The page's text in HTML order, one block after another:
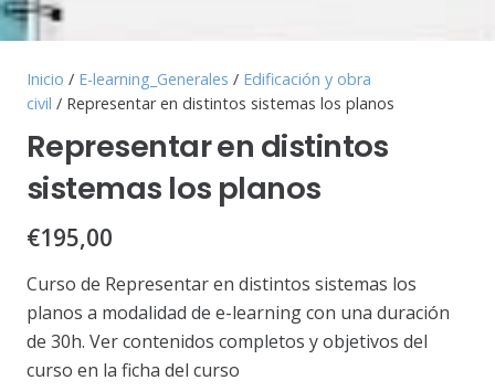
Inicio / E-learning_Generales / Edificación y obra
civil / Representar en distintos sistemas los planos
Representar en distintos
sistemas los planos
€195,00
Curso de Representar en distintos sistemas los
planos a modalidad de e-learning con una duración
de 30h. Ver contenidos completos y objetivos del
curso en la ficha del curso